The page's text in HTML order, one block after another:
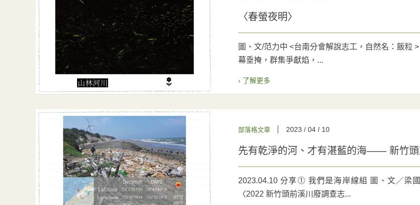
〈春螢夜明〉
圖、文/范力中 <台南分會解說志工，自然名：飯粒
幕垂掩，群集爭獻焰，...
› 了解更多
部落格文章 2023 / 04 / 10
先有乾淨的河、才有湛藍的海—— 新竹
2023.04.10 分享⓵ 我們是海岸線組 圖、文／梁
〈2022 新竹頭前溪川廢調查志...